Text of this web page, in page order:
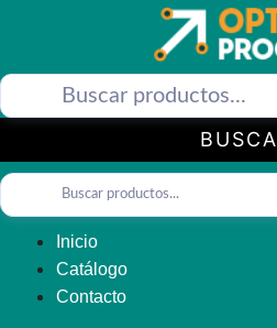
Inicio
Catálogo
Contacto